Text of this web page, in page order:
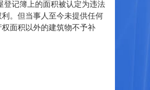
登记簿上的面积被认定为违法
。但当事人至今未提供任何
面积以外的建筑物不予补